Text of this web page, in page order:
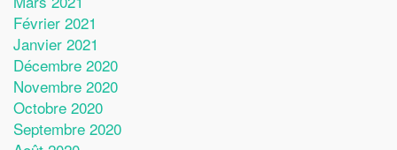
Février 2021
Janvier 2021
Décembre 2020
Novembre 2020
Octobre 2020
Septembre 2020